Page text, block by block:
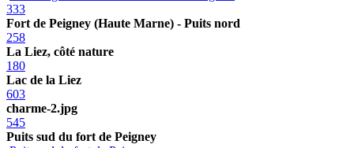
333
Fort de Peigney (Haute Marne) - Puits nord
258
La Liez, côté nature
180
Lac de la Liez
603
charme-2.jpg
545
Puits sud du fort de Peigney